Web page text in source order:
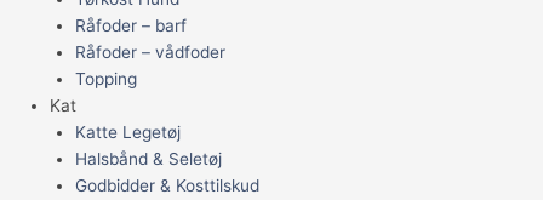
Råfoder – barf
Råfoder – vådfoder
Topping
Kat
Katte Legetøj
Halsbånd & Seletøj
Godbidder & Kosttilskud